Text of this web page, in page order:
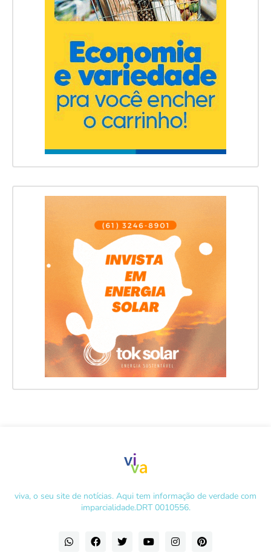
viva, o seu site de notícias. Aqui tem informação de verdade com
imparcialidade.DRT 0010556.